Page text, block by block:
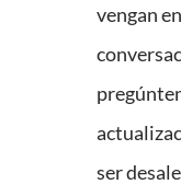
vengan
ser